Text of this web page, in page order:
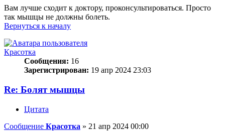
Вам лучше сходит к доктору, проконсультироваться. Просто
так мышцы не должны болеть.
Вернуться к началу
Красотка
Сообщения: 16
Зарегистрирован: 19 апр 2024 23:03
Re: Болят мышцы
Цитата
Сообщение Красотка » 21 апр 2024 00:00